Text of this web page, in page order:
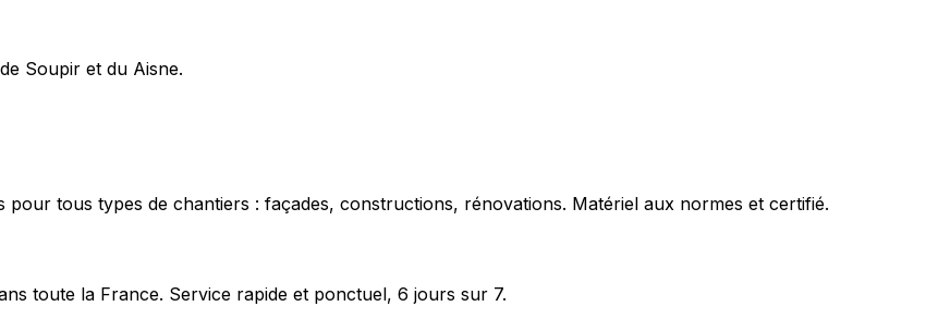
Soupir et du Aisne.
tous types de chantiers : façades, constructions, rénovations. Matériel aux normes et certifié.
toute la France. Service rapide et ponctuel, 6 jours sur 7.